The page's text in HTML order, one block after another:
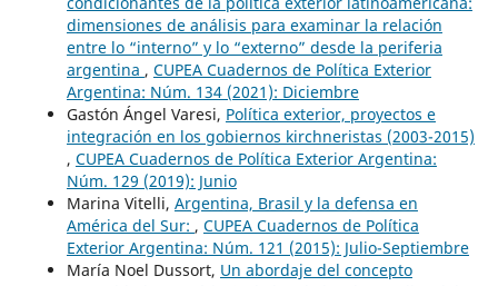
dimensiones de análisis para examinar la relación
entre lo “interno” y lo “externo” desde la periferia
argentina , CUPEA Cuadernos de Política Exterior
Argentina: Núm. 134 (2021): Diciembre
Gastón Ángel Varesi, Política exterior, proyectos e
integración en los gobiernos kirchneristas (2003-2015)
, CUPEA Cuadernos de Política Exterior Argentina:
Núm. 129 (2019): Junio
Marina Vitelli, Argentina, Brasil y la defensa en
América del Sur: , CUPEA Cuadernos de Política
Exterior Argentina: Núm. 121 (2015): Julio-Septiembre
María Noel Dussort, Un abordaje del concepto